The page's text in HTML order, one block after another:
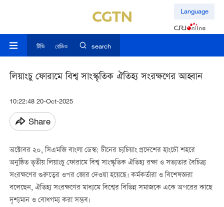
Language
টিভি রেডিও search
লিয়াংচু ফোরামে বিশ্ব সাংস্কৃতিক ঐতিহ্য সংরক্ষণের আহ্বান
10:22:48 20-Oct-2025
Share
অক্টোবর ২০, সিএমজি বাংলা ডেস্ক: চীনের চ্যচিয়াং প্রদেশের হাংচৌ শহরে
অনুষ্ঠিত তৃতীয় লিয়াংচু ফোরামে বিশ্ব সাংস্কৃতিক ঐতিহ্য রক্ষা ও সভ্যতার বৈচিত্র্য
সংরক্ষণের গুরুত্বের ওপর জোর দেওয়া হয়েছে। কর্মকর্তারা ও বিশেষজ্ঞরা
বলেছেন, ঐতিহ্য সংরক্ষণের মাধ্যমে বিশ্বের বিভিন্ন সমাজকে একে অপরের কাছে
দৃশ্যমান ও বোধগম্য করা সম্ভব।